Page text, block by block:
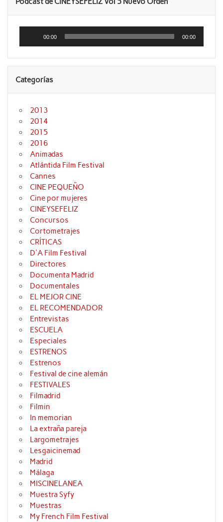
audio
00:00 00:00
Categorías
2013
2014
2015
2016
Animadas
Atlántida Film Festival
Cannes
CINE PEQUEÑO
Cine por mujeres
CINEYSEFELIZ
Concursos
Cortometrajes
CRÍTICAS
D'A Film Festival
Directores
Documenta Madrid
Documentales
EL MEJOR CINE
EL RECOMENDADOR
Entrevistas
ESCUELA
Especiales
ESTRENOS
Estrenos
Festival de cine alemán
FESTIVALES
Filmadrid
Filmin
In memorian
La extraña pareja
Largometrajes
Lesgaicinemad
Madrid
Málaga
MISCINELANEA
Muestra Syfy
Muestras
My French Film Festival